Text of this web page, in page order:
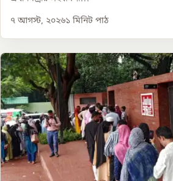
৭ আগস্ট, ২০২৬১ মিনিট পাঠ